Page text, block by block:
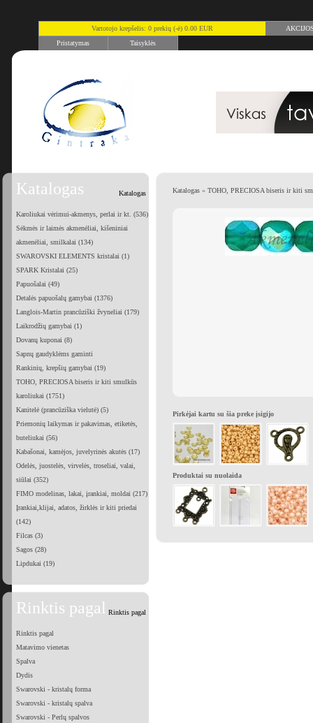
Vartotojo krepšelis: 0 prekių (-ė) 0.00 EUR
Pristatymas
Taisyklės
Katalogas Katalogas
Karoliukai vėrimui-akmenys, perlai ir kt. (536)
Sėkmės ir laimės akmenėliai, kišeniniai
akmenėliai, smilkalai (134)
SWAROVSKI ELEMENTS kristalai (1)
SPARK Kristalai (25)
Papuošalai (49)
Detalės papuošalų gamybai (1376)
Langlois-Martin prancūziški žvyneliai (179)
Laikrodžių gamybai (1)
Dovanų kuponai (8)
Sapnų gaudyklėms gaminti
Rankinių, krepšių gamybai (19)
TOHO, PRECIOSA biseris ir kiti smulkūs
karoliukai (1751)
Kanitelė (prancūziška vielutė) (5)
Priemonių laikymas ir pakavimas, etiketės,
buteliukai (56)
Kabašonai, kamėjos, juvelyrinės akutės (17)
Odelės, juostelės, virvelės, troseliai, valai,
siūlai (352)
FIMO modelinas, lakai, įrankiai, moldai (217)
Įrankiai,klijai, adatos, žirklės ir kiti priedai
(142)
Filcas (3)
Sagos (28)
Lipdukai (19)
Rinktis pagal Rinktis pagal
Rinktis pagal
Matavimo vienetas
Spalva
Dydis
Swarovski - kristalų forma
Swarovski - kristalų spalva
Swarovski - Perlų spalvos
Katalogas » TOHO, PRECIOSA biseris ir kiti
Pirkėjai kartu su šia preke įsigijo
Produktai su nuolaida